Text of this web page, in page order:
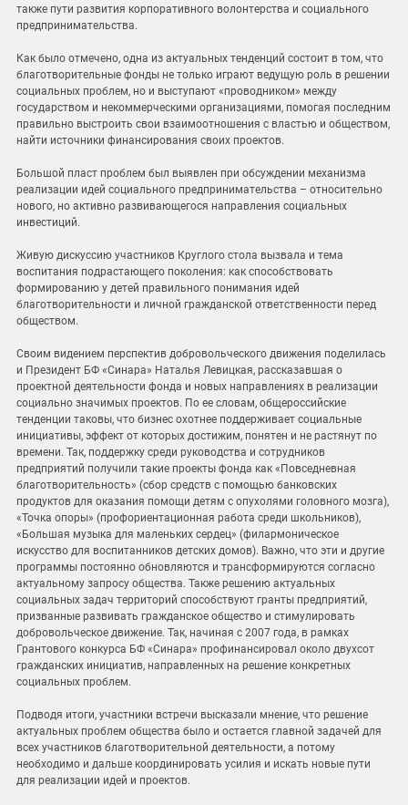
также пути развития корпоративного волонтерства и социального
предпринимательства.
Как было отмечено, одна из актуальных тенденций состоит в том, что
благотворительные фонды не только играют ведущую роль в решении
социальных проблем, но и выступают «проводником» между
государством и некоммерческими организациями, помогая последним
правильно выстроить свои взаимоотношения с властью и обществом,
найти источники финансирования своих проектов.
Большой пласт проблем был выявлен при обсуждении механизма
реализации идей социального предпринимательства – относительно
нового, но активно развивающегося направления социальных
инвестиций.
Живую дискуссию участников Круглого стола вызвала и тема
воспитания подрастающего поколения: как способствовать
формированию у детей правильного понимания идей
благотворительности и личной гражданской ответственности перед
обществом.
Своим видением перспектив добровольческого движения поделилась
и Президент БФ «Синара» Наталья Левицкая, рассказавшая о
проектной деятельности фонда и новых направлениях в реализации
социально значимых проектов. По ее словам, общероссийские
тенденции таковы, что бизнес охотнее поддерживает социальные
инициативы, эффект от которых достижим, понятен и не растянут по
времени. Так, поддержку среди руководства и сотрудников
предприятий получили такие проекты фонда как «Повседневная
благотворительность» (сбор средств с помощью банковских
продуктов для оказания помощи детям с опухолями головного мозга),
«Точка опоры» (профориентационная работа среди школьников),
«Большая музыка для маленьких сердец» (филармоническое
искусство для воспитанников детских домов). Важно, что эти и другие
программы постоянно обновляются и трансформируются согласно
актуальному запросу общества. Также решению актуальных
социальных задач территорий способствуют гранты предприятий,
призванные развивать гражданское общество и стимулировать
добровольческое движение. Так, начиная с 2007 года, в рамках
Грантового конкурса БФ «Синара» профинансировал около двухсот
гражданских инициатив, направленных на решение конкретных
социальных проблем.
Подводя итоги, участники встречи высказали мнение, что решение
актуальных проблем общества было и остается главной задачей для
всех участников благотворительной деятельности, а потому
необходимо и дальше координировать усилия и искать новые пути
для реализации идей и проектов.